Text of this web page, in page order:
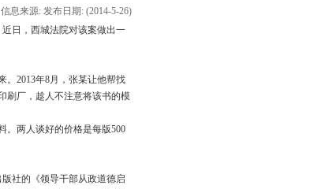
信息来源: 发布日期: (2014-5-26)
日，西城法院对该案做出一
。2013年8月，张某让他帮找
刷厂，趁人不注意将该书的模
。两人谈好的价格是每版500
版社的《领导干部从政道德启